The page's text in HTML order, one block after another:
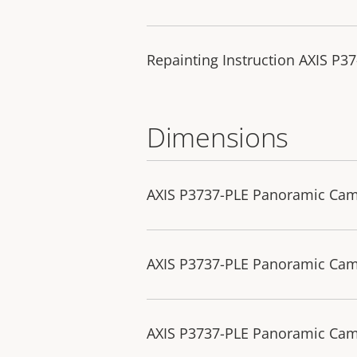
Repainting Instruction AXIS
Dimensions
AXIS P3737-PLE Panoramic
AXIS P3737-PLE Panoramic
AXIS P3737-PLE Panoramic